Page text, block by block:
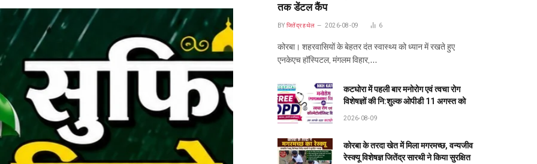
तक डेंटल कैंप
BY जितेंद्र हथेल 2026-08-09 6
कोरबा। शहरवासियों के बेहतर दंत स्वास्थ्य को ध्यान में रखते हुए
एनकेएच हॉस्पिटल, मंगलम विहार,…
कटघोरा में पहली बार मनोरोग एवं त्वचा रोग
विशेषज्ञों की नि:शुल्क ओपीडी 11 अगस्त को
2026-08-09
कोरबा के तरदा खेत में मिला मगरमच्छ, वन्यजीव
रेस्क्यू विशेषज्ञ जितेंद्र सारथी ने किया सुरक्षित